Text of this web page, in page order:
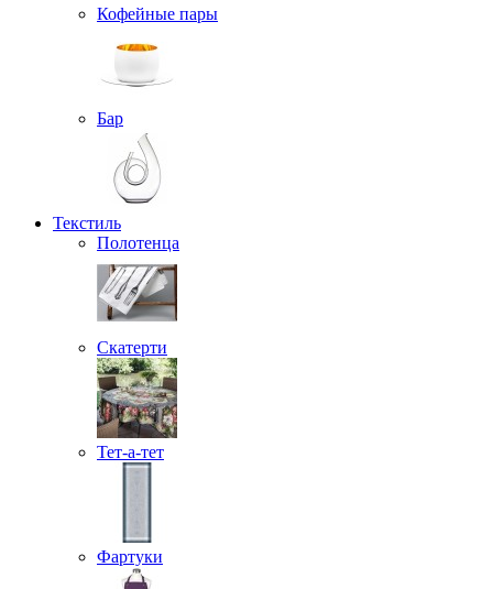
Кофейные пары
Бар
Текстиль
Полотенца
Скатерти
Тет-а-тет
Фартуки